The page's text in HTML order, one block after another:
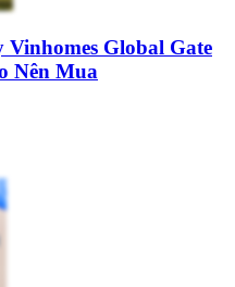
Vinhomes Global Gate
Nên Mua